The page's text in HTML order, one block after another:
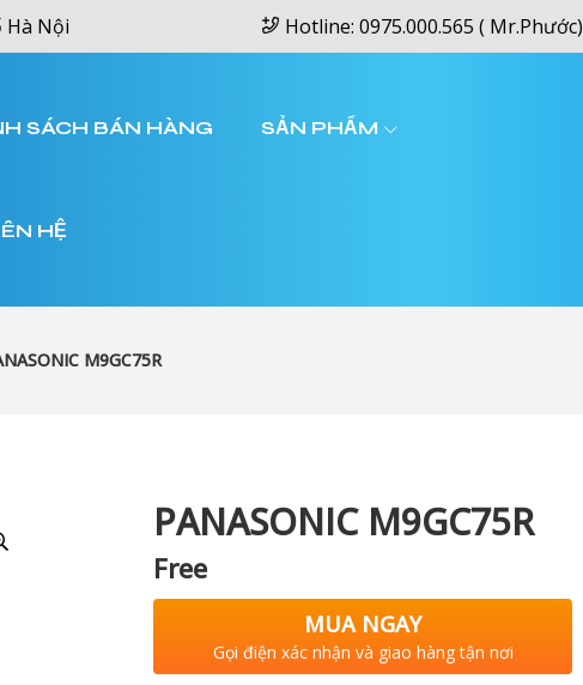
Hà Nội Hotline: 0975.000.565 ( Mr.Phước)
SÁCH BÁN HÀNG SẢN PHẨM
HỆ
M9GC75R
PANASONIC M9GC75R
Free
MUA NGAY
Gọi điện xác nhận và giao hàng tận nơi